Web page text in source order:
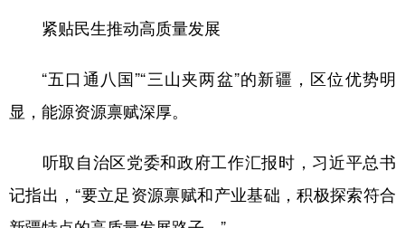
紧贴民生推动高质量发展
“五口通八国”“三山夹两盆”的新疆，区位优势明
显，能源资源禀赋深厚。
听取自治区党委和政府工作汇报时，习近平总书
记指出，“要立足资源禀赋和产业基础，积极探索符合